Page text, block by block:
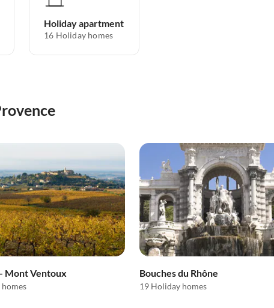
Holiday apartment
16 Holiday homes
Mont Ventoux Bouches du Rhône
19 Holiday homes